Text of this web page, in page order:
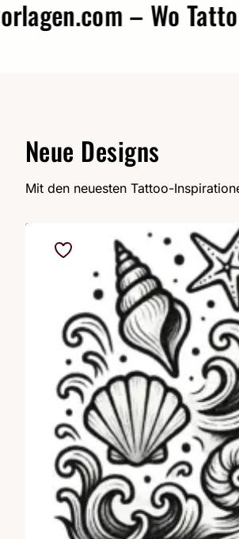
– Wo Tattoo-
Neue Designs
Mit den neuesten Tattoo-